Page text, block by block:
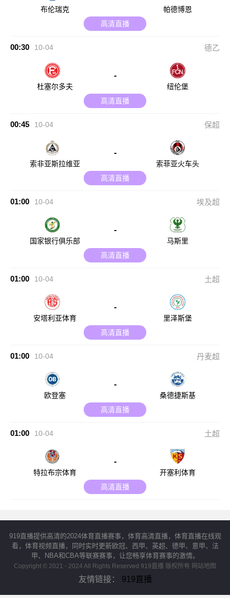
布伦瑞克
帕德博恩
高清直播
00:30 10-04 德乙
杜塞尔多夫
-
纽伦堡
高清直播
00:45 10-04 保超
索非亚斯拉维亚
-
索菲亚火车头
高清直播
01:00 10-04 埃及超
国家银行俱乐部
-
马斯里
高清直播
01:00 10-04 土超
安塔利亚体育
-
里泽斯堡
高清直播
01:00 10-04 丹麦超
欧登塞
-
桑德捷斯基
高清直播
01:00 10-04 土超
特拉布宗体育
-
开塞利体育
高清直播
919直播提供高清的2024体育直播赛事，体育高清直播，体育直播在线观
看，体育视频直播，同时实时更新欧冠、西甲、英超、德甲、意甲、法
甲、NBA和CBA等联赛赛事，让您畅享体育赛事的激情。
Copyright © 2021 - 2024 All Rights Reserved 919直播 版权所有 网站地图
友情链接： 919直播